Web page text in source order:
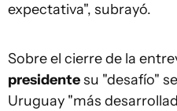
expectativa", subrayó.
Sobre el cierre de la
presidentesu "desafío"
Uruguay "más